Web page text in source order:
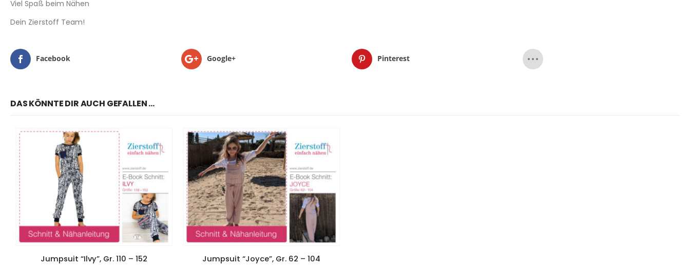
Viel Spaß beim Nähen
Dein Zierstoff Team!
Facebook Google+ Pinterest
DAS KÖNNTE DIR AUCH GEFALLEN …
Jumpsuit “Ilvy”, Gr. 110 – 152 Jumpsuit “Joyce”, Gr. 62 – 104